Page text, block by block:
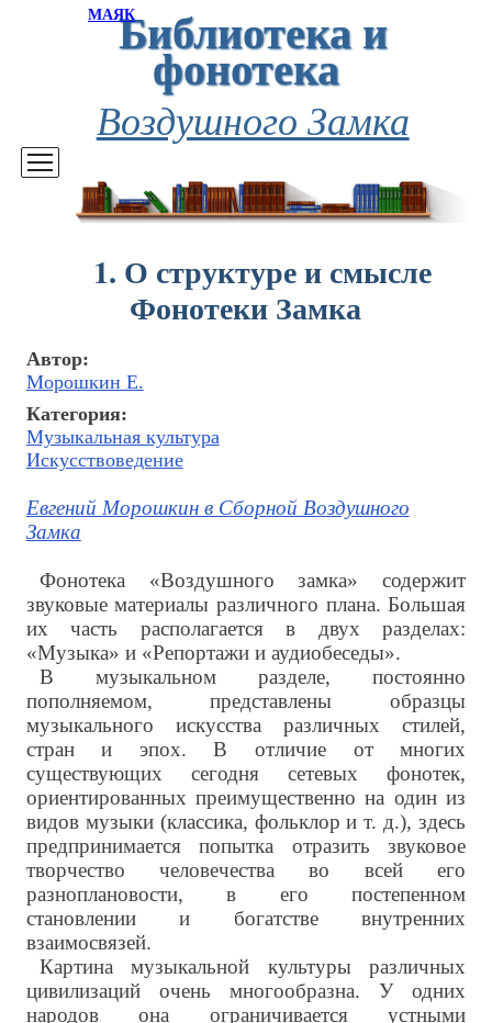
МАЯКБиблиотека и
фонотека
Воздушного Замка
1. О структуре и смысле
Фонотеки Замка
Автор:
Морошкин Е.
Категория:
Музыкальная культура
Искусствоведение
Евгений Морошкин в Сборной Воздушного
Замка
Фонотека «Воздушного замка» содержит
звуковые материалы различного плана. Большая
их часть располагается в двух разделах:
«Музыка» и «Репортажи и аудиобеседы».
В музыкальном разделе, постоянно
пополняемом, представлены образцы
музыкального искусства различных стилей,
стран и эпох. В отличие от многих
существующих сегодня сетевых фонотек,
ориентированных преимущественно на один из
видов музыки (классика, фольклор и т. д.), здесь
предпринимается попытка отразить звуковое
творчество человечества во всей его
разноплановости, в его постепенном
становлении и богатстве внутренних
взаимосвязей.
Картина музыкальной культуры различных
цивилизаций очень многообразна. У одних
народов она ограничивается устными